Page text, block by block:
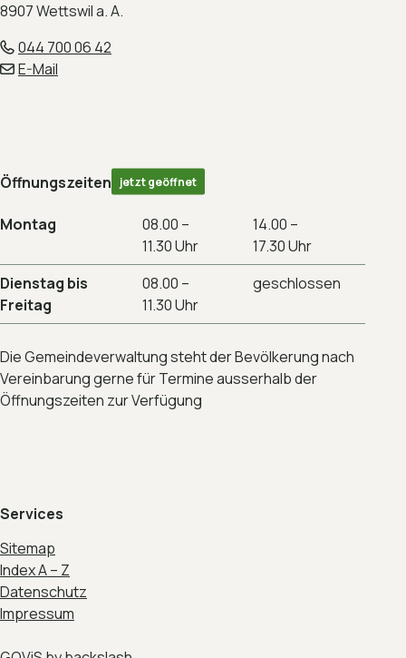
8907 Wettswil a. A.
044 700 06 42
E-Mail
Öffnungszeiten jetzt geöffnet
Montag
08.00 –
11.30 Uhr
14.00 –
17.30 Uhr
Dienstag bis
Freitag
08.00 –
11.30 Uhr
geschlossen
Die Gemeindeverwaltung steht der Bevölkerung nach
Vereinbarung gerne für Termine ausserhalb der
Öffnungszeiten zur Verfügung
Services
Sitemap
Index A – Z
Datenschutz
Impressum